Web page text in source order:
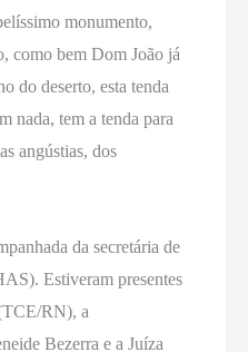
monumento,
como bem Dom João já
do deserto, esta tenda
nada, tem a tenda para
angústias, dos
da secretária de
Estiveram presentes
RN), a
Bezerra e a Juíza